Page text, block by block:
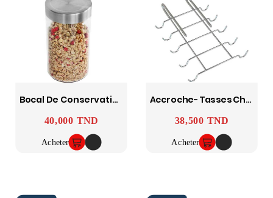
Bocal De Conservation - FACKELMANN
Prix
40,000 TND
Acheter
Accroche-Tasses Chromé Pour Étagère - WENKO
Prix
38,500 TND
Acheter